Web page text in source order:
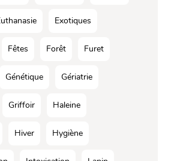
Exotiques
Fêtes Forêt Furet
Génétique Gériatrie
Griffoir Haleine
Hiver Hygiène